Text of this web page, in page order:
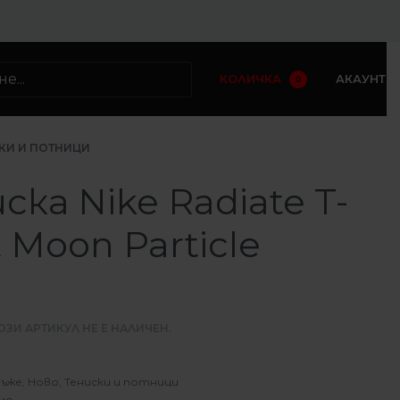
КОЛИЧКА 0 АКАУНТ
И ПОТНИЦИ
Nike Radiate T-
Moon Particle
Ново Тениски и потници